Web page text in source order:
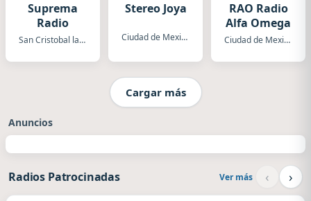
Suprema
Radio
San Cristobal las Casas
Stereo Joya
Ciudad de Mexico
RAO Radio
Alfa Omega
Ciudad de Mexico
Cargar más
Anuncios
Radios Patrocinadas Ver más ‹ ›